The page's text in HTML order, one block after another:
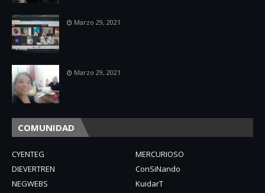
Marzo 29, 2021
Marzo 29, 2021
COMUNIDAD
CYENTEG
MERCURIOSO
DIEVERTREN
ConSiNando
NEGWEBS
KuidarT